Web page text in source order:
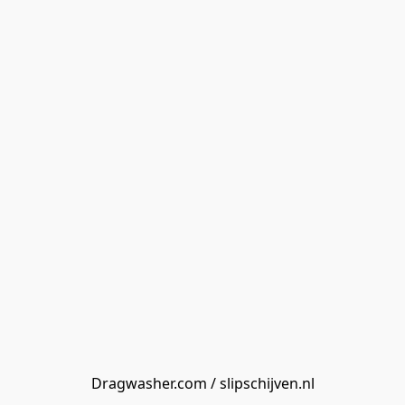
Dragwasher.com / slipschijven.nl